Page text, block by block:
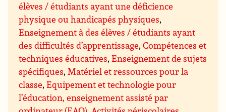
élèves / étudiants ayant une déficience
physique ou handicapés physiques,
Enseignement à des élèves / étudiants ayant
des difficultés d’apprentissage,Compétences et
techniques éducatives,Enseignement de sujets
spécifiques,Matériel et ressources pour la
classe,Equipement et technologie pour
l’éducation, enseignement assisté par